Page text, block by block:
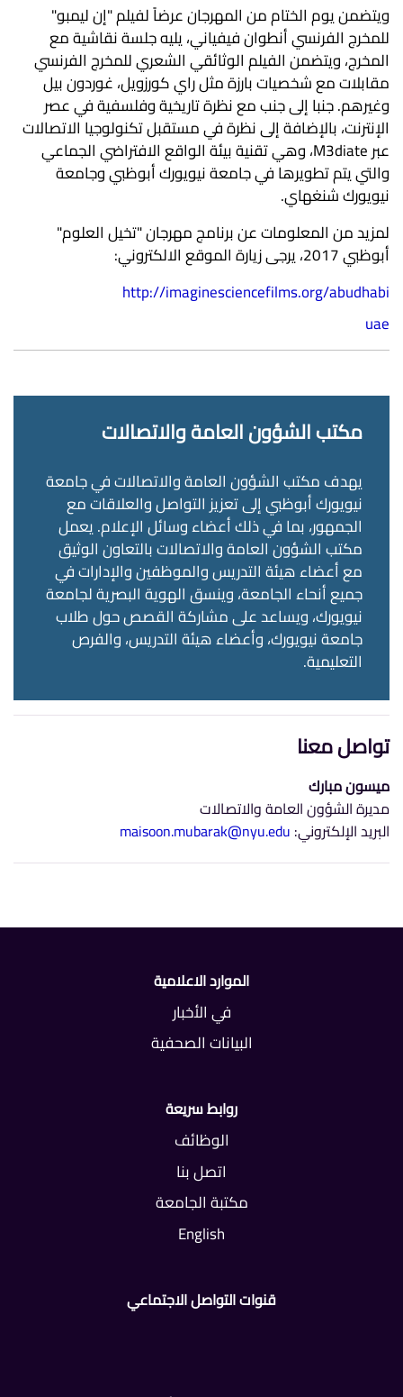
ويتضمن يوم الختام من المهرجان عرضاً لفيلم "إن ليمبو"
للمخرج الفرنسي أنطوان فيفياني، يليه جلسة نقاشية مع
المخرج، ويتضمن الفيلم الوثائقي الشعري للمخرج الفرنسي
مقابلات مع شخصيات بارزة مثل راي كورزويل، غوردون بيل
وغيرهم. جنبا إلى جنب مع نظرة تاريخية وفلسفية في عصر
الإنترنت، بالإضافة إلى نظرة في مستقبل تكنولوجيا الاتصالات
عبر M3diate، وهي تقنية بيئة الواقع الافتراضي الجماعي
والتي يتم تطويرها في جامعة نيويورك أبوظبي وجامعة
نيويورك شنغهاي.
لمزيد من المعلومات عن برنامج مهرجان "تخيل العلوم"
أبوظبي 2017، يرجى زيارة الموقع الالكتروني:
http://imaginesciencefilms.org/abudhabi
uae
مكتب الشؤون العامة والاتصالات
يهدف مكتب الشؤون العامة والاتصالات في جامعة
نيويورك أبوظبي إلى تعزيز التواصل والعلاقات مع
الجمهور، بما في ذلك أعضاء وسائل الإعلام. يعمل
مكتب الشؤون العامة والاتصالات بالتعاون الوثيق
مع أعضاء هيئة التدريس والموظفين والإدارات في
جميع أنحاء الجامعة، وينسق الهوية البصرية لجامعة
نيويورك، ويساعد على مشاركة القصص حول طلاب
جامعة نيويورك، وأعضاء هيئة التدريس، والفرص
التعليمية.
تواصل معنا
ميسون مبارك
مديرة الشؤون العامة والاتصالات
البريد الإلكتروني:maisoon.mubarak@nyu.edu
الموارد الاعلامية
في الأخبار
البيانات الصحفية
روابط سريعة
الوظائف
اتصل بنا
مكتبة الجامعة
English
قنوات التواصل الاجتماعي